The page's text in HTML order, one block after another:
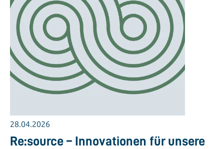
28.04.2026
Re:source – Innovationen für unsere